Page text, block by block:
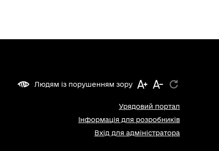
Людям із порушенням зору
Урядовий портал
Інформація для розробників
Вхід для адміністратора